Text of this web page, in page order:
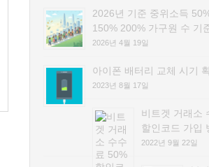
2026년 기준 중위소득
150% 200% 가구원 수 기
2026년 4월 19일
아이폰 배터리 교체 시기
2023년 8월 17일
비트겟 거래소
할인코드 가입
2022년 9월 22일